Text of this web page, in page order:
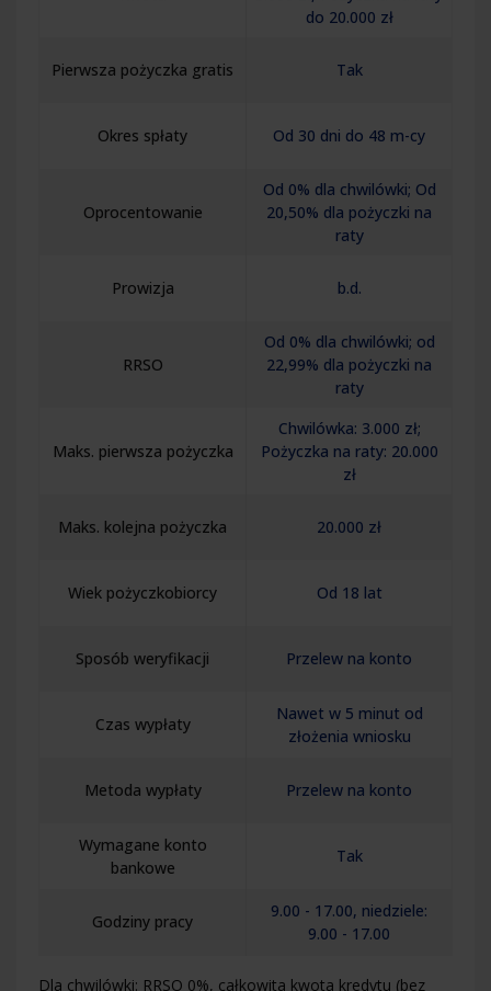
do 20.000 zł
Pierwsza pożyczka gratis Tak
Okres spłaty Od 30 dni do 48 m-cy
Oprocentowanie
Od 0% dla chwilówki; Od
20,50% dla pożyczki na
raty
Prowizja b.d.
RRSO
Od 0% dla chwilówki; od
22,99% dla pożyczki na
raty
Maks. pierwsza pożyczka
Chwilówka: 3.000 zł;
Pożyczka na raty: 20.000
zł
Maks. kolejna pożyczka 20.000 zł
Wiek pożyczkobiorcy Od 18 lat
Sposób weryfikacji Przelew na konto
Czas wypłaty
Nawet w 5 minut od
złożenia wniosku
Metoda wypłaty Przelew na konto
Wymagane konto
bankowe
Tak
Godziny pracy
9.00 - 17.00, niedziele:
9.00 - 17.00
Dla chwilówki: RRSO 0%, całkowita kwota kredytu (bez